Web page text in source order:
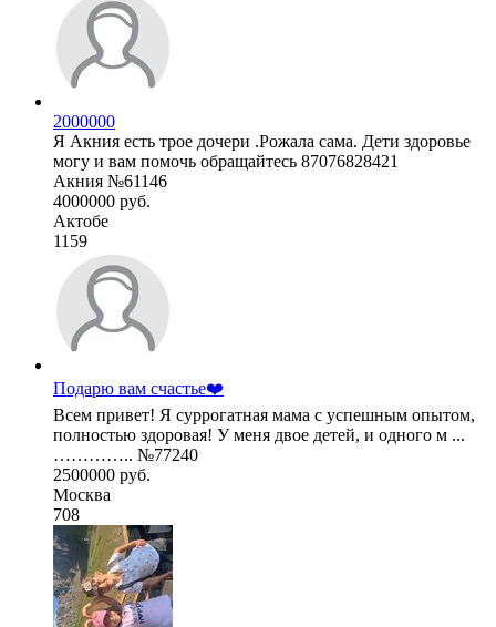
2000000
Я Акния есть трое дочери .Рожала сама. Дети здоровье
могу и вам помочь обращайтесь 87076828421
Акния №61146
4000000 руб.
Актобе
1159
Подарю вам счастье❤️
Всем привет! Я суррогатная мама с успешным опытом,
полностью здоровая! У меня двое детей, и одного м ...
………….. №77240
2500000 руб.
Москва
708